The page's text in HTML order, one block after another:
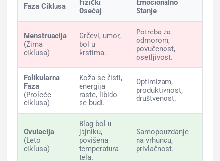
Faza Ciklusa
Fizički
Osećaj
Emocionalno
Stanje
Menstruacija
(Zima
ciklusa)
Grčevi, umor,
bol u
krstima.
Potreba za
odmorom,
povučenost,
osetljivost.
Folikularna
Faza
(Proleće
ciklusa)
Koža se čisti,
energija
raste, libido
se budi.
Optimizam,
produktivnost,
društvenost.
Ovulacija
(Leto
ciklusa)
Blag bol u
jajniku,
povišena
temperatura
tela.
Samopouzdanje
na vrhuncu,
privlačnost.